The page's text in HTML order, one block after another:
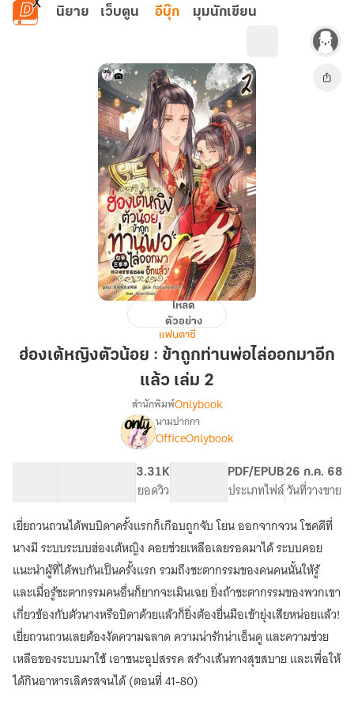
ข้ามไปยังเนื้อหาหลัก
นิยาย เว็บตูน อีบุ๊ก มุมนักเขียน
ฮ่องเต้
ตัว
ท่าน
มา
แล้ว
เล่ม
2
โหลด
ตัวอย่าง
แฟนตาซี
ฮ่องเต้หญิงตัวน้อย : ข้าถูกท่านพ่อไล่ออกมาอีก
แล้ว เล่ม 2
เรื่อง[จบ]
ฮ่องเต้
ข้า
ถูก
ท่าน
พ่อ
ไล่
ออก
มา
อีก
แล้ว
สำนักพิมพ์Onlybook
นามปากกา
OfficeOnlybook
3.31K
ยอดวิว
PDF/EPUB
ประเภทไฟล์
26 ก.ค. 68
วันที่วางขาย
เยี่ยถวนถวนได้พบบิดาครั้งแรกก็เกือบถูกจับ โยน ออกจากจวน โชคดีที่
นางมี ระบบระบบฮ่องเต้หญิง คอยช่วยเหลือเลยรอดมาได้ ระบบคอย
แนะนำผู้ที่ได้พบกันเป็นครั้งแรก รวมถึงชะตากรรมของคนคนนั้นให้รู้
และเมื่อรู้ชะตากรรมคนอื่นก็ยากจะเมินเฉย ยิ่งถ้าชะตากรรมของพวกเขา
เกี่ยวข้องกับตัวนางหรือบิดาด้วยแล้วก็ยิ่งต้องยื่นมือเข้ายุ่งเสียหน่อยแล้ว!
เยี่ยถวนถวนเลยต้องงัดความฉลาด ความน่ารักน่าเอ็นดู และความช่วย
เหลือของระบบมาใช้ เอาชนะอุปสรรค สร้างเส้นทางสุขสบาย และเพื่อให้
ได้กินอาหารเลิศรสจนได้ (ตอนที่ 41-80)